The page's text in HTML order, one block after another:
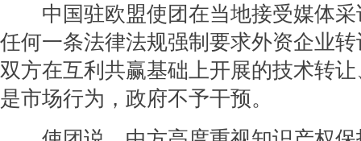
中国驻欧盟使团在当地接受媒体采
任何一条法律法规强制要求外资企业
双方在互利共赢基础上开展的技术转
是市场行为，政府不予干预。